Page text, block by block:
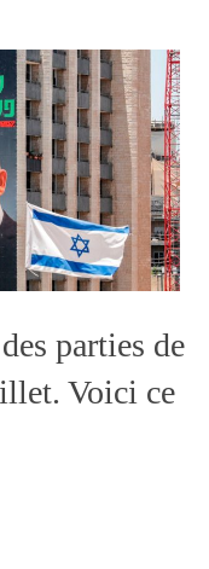
parties de
Voici ce